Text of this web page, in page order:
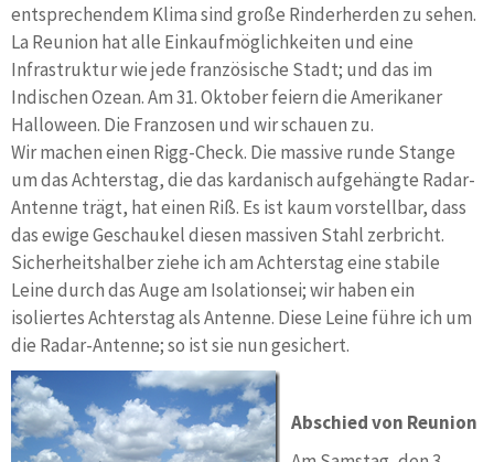
entsprechendem Klima sind große Rinderherden zu sehen.
La Reunion hat alle Einkaufmöglichkeiten und eine
Infrastruktur wie jede französische Stadt; und das im
Indischen Ozean. Am 31. Oktober feiern die Amerikaner
Halloween. Die Franzosen und wir schauen zu.
Wir machen einen Rigg-Check. Die massive runde Stange
um das Achterstag, die das kardanisch aufgehängte Radar-
Antenne trägt, hat einen Riß. Es ist kaum vorstellbar, dass
das ewige Geschaukel diesen massiven Stahl zerbricht.
Sicherheitshalber ziehe ich am Achterstag eine stabile
Leine durch das Auge am Isolationsei; wir haben ein
isoliertes Achterstag als Antenne. Diese Leine führe ich um
die Radar-Antenne; so ist sie nun gesichert.
Abschied von Reunion